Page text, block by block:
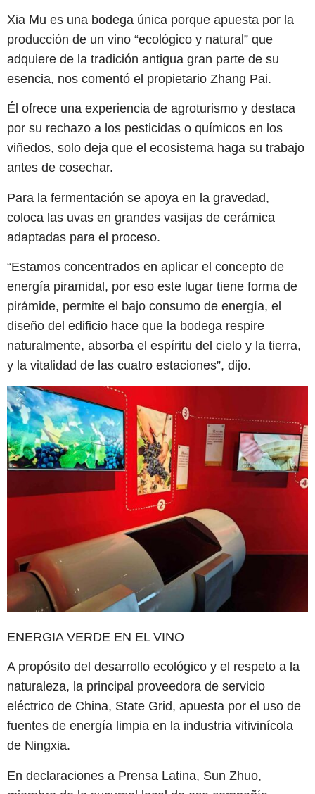
Xia Mu es una bodega única porque apuesta por la
producción de un vino “ecológico y natural” que
adquiere de la tradición antigua gran parte de su
esencia, nos comentó el propietario Zhang Pai.
Él ofrece una experiencia de agroturismo y destaca
por su rechazo a los pesticidas o químicos en los
viñedos, solo deja que el ecosistema haga su trabajo
antes de cosechar.
Para la fermentación se apoya en la gravedad,
coloca las uvas en grandes vasijas de cerámica
adaptadas para el proceso.
“Estamos concentrados en aplicar el concepto de
energía piramidal, por eso este lugar tiene forma de
pirámide, permite el bajo consumo de energía, el
diseño del edificio hace que la bodega respire
naturalmente, absorba el espíritu del cielo y la tierra,
y la vitalidad de las cuatro estaciones”, dijo.
ENERGIA VERDE EN EL VINO
A propósito del desarrollo ecológico y el respeto a la
naturaleza, la principal proveedora de servicio
eléctrico de China, State Grid, apuesta por el uso de
fuentes de energía limpia en la industria vitivinícola
de Ningxia.
En declaraciones a Prensa Latina, Sun Zhuo,